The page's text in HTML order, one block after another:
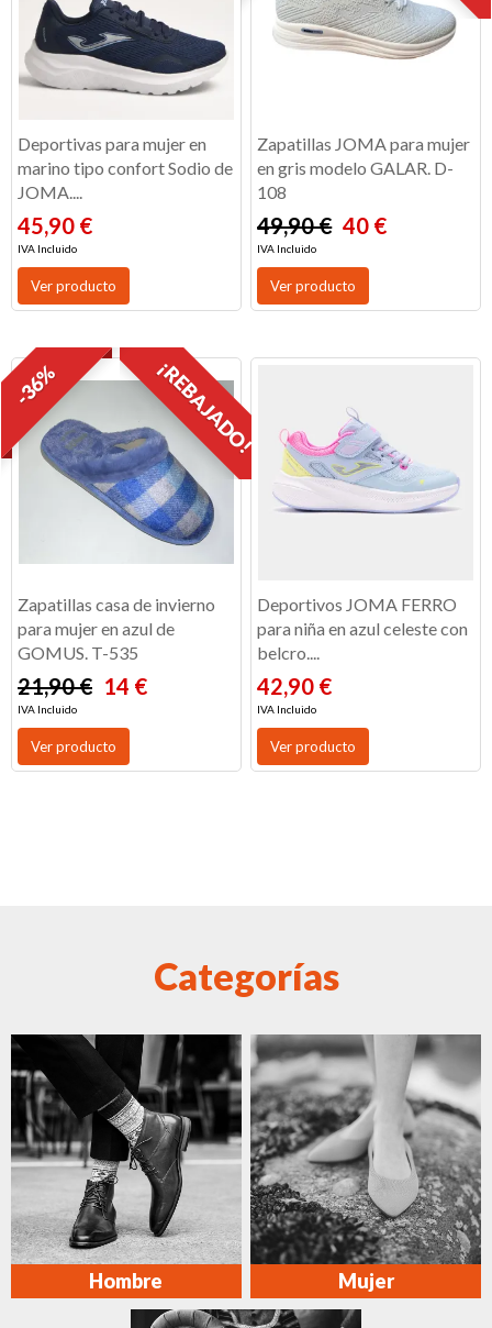
Deportivas para mujer en
marino tipo confort Sodio de
JOMA....
45,90 €
IVA Incluido
Ver producto
Zapatillas JOMA para mujer
en gris modelo GALAR. D-
108
49,90 € 40 €
IVA Incluido
Ver producto
¡REBAJADO!
-36%
Zapatillas casa de invierno
para mujer en azul de
GOMUS. T-535
21,90 € 14 €
IVA Incluido
Ver producto
Deportivos JOMA FERRO
para niña en azul celeste con
belcro....
42,90 €
IVA Incluido
Ver producto
Categorías
Hombre Mujer